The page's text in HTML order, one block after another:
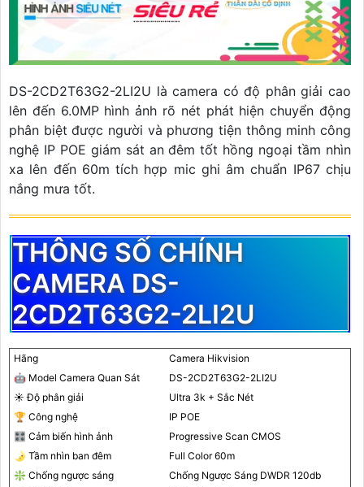
DS-2CD2T63G2-2LI2U là camera có độ phân giải cao
lên đến 6.0MP hình ảnh rõ nét phát hiện chuyển động
phân biệt được người và phương tiện thông minh công
nghệ IP POE giám sát an đêm tốt hồng ngoại tầm nhìn
xa lên đến 60m tích hợp mic ghi âm chuẩn IP67 chịu
nắng mưa tốt.
THÔNG SỐ CHÍNH
CAMERA DS-
2CD2T63G2-2LI2U
Hãng
Camera Hikvision
🤖️ Model Camera Quan Sát
DS-2CD2T63G2-2LI2U
☀️ Độ phân giải
Ultra 3k + Sắc Nét
🏆 Công nghệ
IP POE
🎛 Cảm biến hình ảnh
Progressive Scan CMOS
🌛 Tầm nhìn ban đêm
Full Color 60m
❇️ Chống ngược sáng
Chống Ngược Sáng DWDR 120db